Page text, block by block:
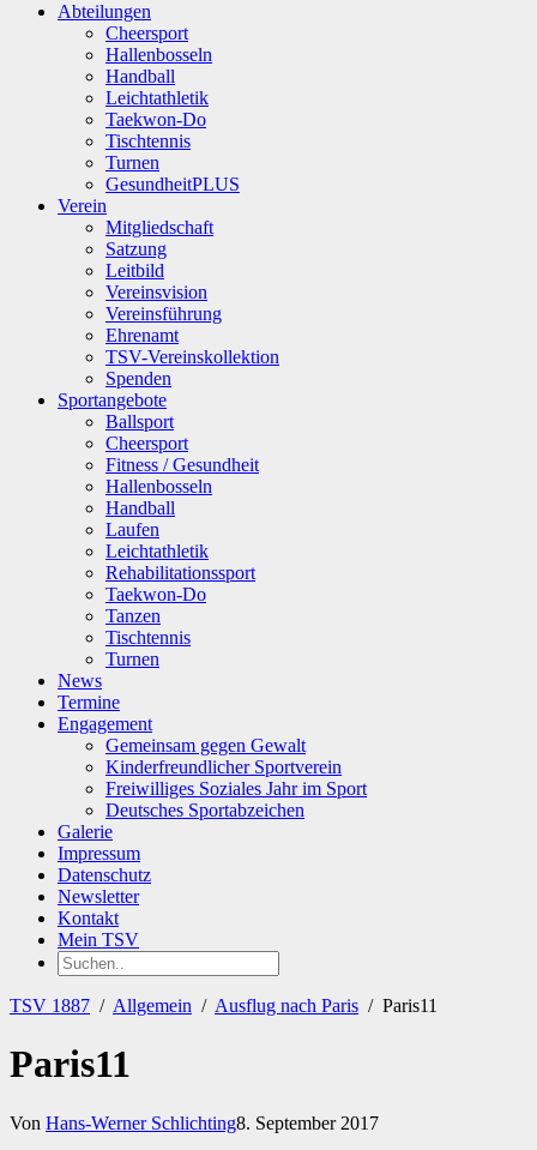
SuchenAbteilungen
Cheersport
Hallenbosseln
Handball
Leichtathletik
Taekwon-Do
Tischtennis
Turnen
GesundheitPLUS
Verein
Mitgliedschaft
Satzung
Leitbild
Vereinsvision
Vereinsführung
Ehrenamt
TSV-Vereinskollektion
Spenden
Sportangebote
Ballsport
Cheersport
Fitness / Gesundheit
Hallenbosseln
Handball
Laufen
Leichtathletik
Rehabilitationssport
Taekwon-Do
Tanzen
Tischtennis
Turnen
News
Termine
Engagement
Gemeinsam gegen Gewalt
Kinderfreundlicher Sportverein
Freiwilliges Soziales Jahr im Sport
Deutsches Sportabzeichen
Galerie
Impressum
Datenschutz
Newsletter
Kontakt
Mein TSV
TSV 1887 / Allgemein / Ausflug nach Paris / Paris11
Paris11
Von Hans-Werner Schlichting8. September 2017